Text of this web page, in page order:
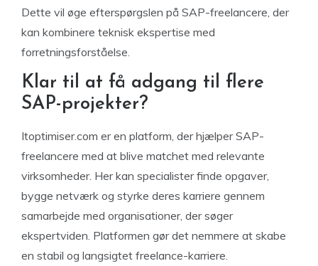
Dette vil øge efterspørgslen på SAP-freelancere, der
kan kombinere teknisk ekspertise med
forretningsforståelse.
Klar til at få adgang til flere
SAP-projekter?
Itoptimiser.com er en platform, der hjælper SAP-
freelancere med at blive matchet med relevante
virksomheder. Her kan specialister finde opgaver,
bygge netværk og styrke deres karriere gennem
samarbejde med organisationer, der søger
ekspertviden. Platformen gør det nemmere at skabe
en stabil og langsigtet freelance-karriere.